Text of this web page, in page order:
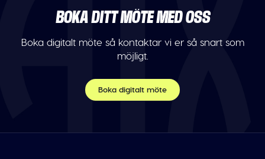
BOKA DITT MÖTE MED OSS
Boka digitalt möte så kontaktar vi er så snart som
möjligt.
Boka digitalt möte